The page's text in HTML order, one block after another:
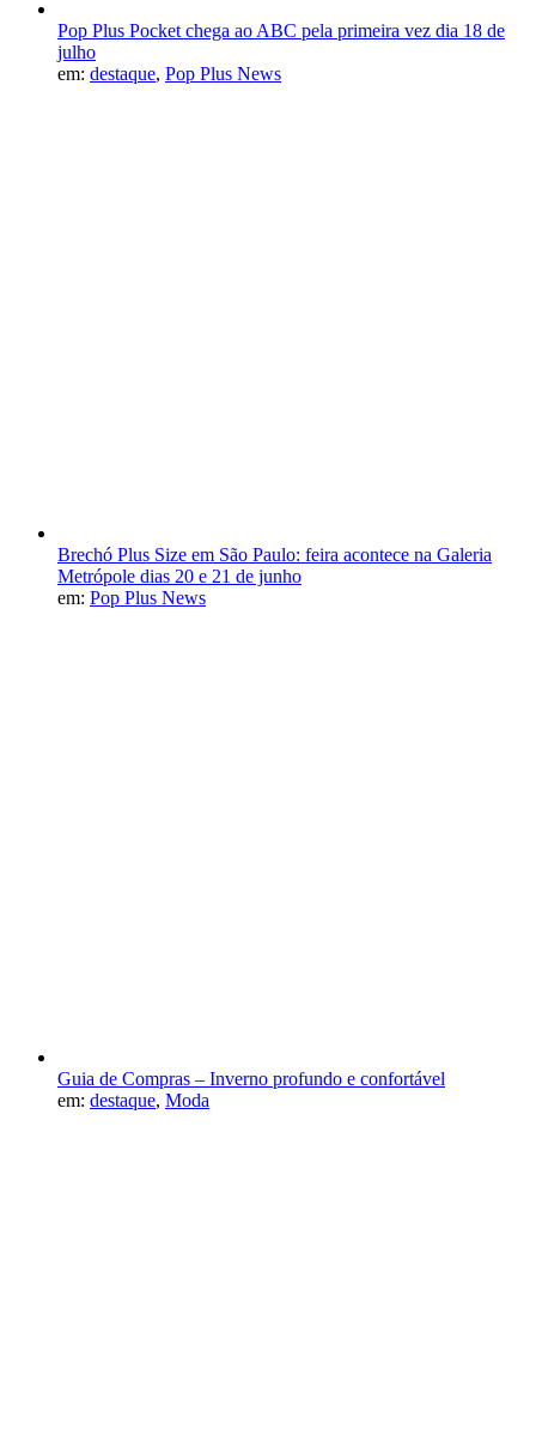
Pop Plus Pocket chega ao ABC pela primeira vez dia 18 de
julho
em: destaque, Pop Plus News
Brechó Plus Size em São Paulo: feira acontece na Galeria
Metrópole dias 20 e 21 de junho
em: Pop Plus News
Guia de Compras – Inverno profundo e confortável
em: destaque, Moda